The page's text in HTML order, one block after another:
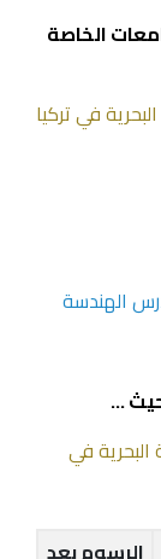
الخاصة
في تركيا
الهندسة
…
في
الرسوم بعد